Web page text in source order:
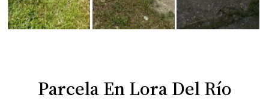
Parcela En Lora Del Río